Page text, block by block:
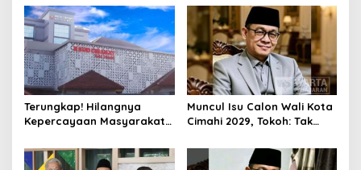
Ditangkap Polisi
Terungkap! Hilangnya
Kepercayaan Masyarakat
Rebranding RSUD Cibabat
Muncul Isu Calon Wali Kota
Cimahi 2029, Tokoh: Tak
Legitimasi Parpol